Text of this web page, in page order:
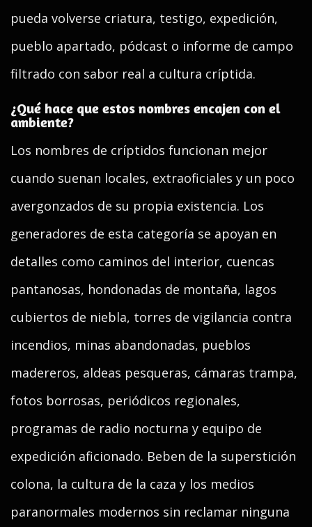
pueda volverse criatura, testigo, expedición,
pueblo apartado, pódcast o informe de campo
filtrado con sabor real a cultura críptida.
¿Qué hace que estos nombres encajen con el
ambiente?
Los nombres de críptidos funcionan mejor
cuando suenan locales, extraoficiales y un poco
avergonzados de su propia existencia. Los
generadores de esta categoría se apoyan en
detalles como caminos del interior, cuencas
pantanosas, hondonadas de montaña, lagos
cubiertos de niebla, torres de vigilancia contra
incendios, minas abandonadas, pueblos
madereros, aldeas pesqueras, cámaras trampa,
fotos borrosas, periódicos regionales,
programas de radio nocturna y equipo de
expedición aficionado. Beben de la superstición
colona, la cultura de la caza y los medios
paranormales modernos sin reclamar ninguna